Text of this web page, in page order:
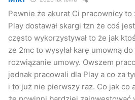
Pewnie że akurat Ci pracownicy to
Play dostawał skargi tzn że coś
często wykorzystywał to że jak
ze 2mc to wysyłał karę umowną
rozwiązanie umowy. Owszem
jednak pracowali dla Play a co za
i to już nie pierwszy raz. Co jak co